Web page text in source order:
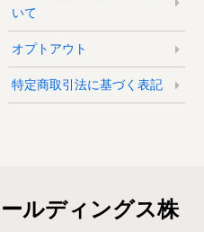
いて
オプトアウト
特定商取引法に基づく表記
ルディングス株